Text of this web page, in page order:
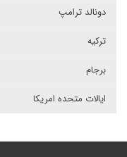
دونالد ترامپ
ترکیه
برجام
ایالات متحده امریکا